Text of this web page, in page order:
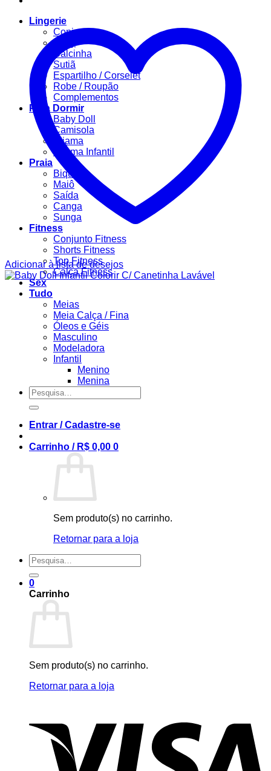
Lingerie
Conjuntos
Body
Calcinha
Sutiã
Espartilho / Corselet
Robe / Roupão
Complementos
Para Dormir
Baby Doll
Camisola
Pijama
Pijama Infantil
Praia
Biquíni
Maiô
Saída
Canga
Sunga
Fitness
Conjunto Fitness
Shorts Fitness
Top Fitness
Calça Fitness
Sex
Tudo
Meias
Meia Calça / Fina
Óleos e Géis
Masculino
Modeladora
Infantil
Menino
Menina
Pesquisar
por:
Entrar / Cadastre-se
Carrinho / R$ 0,00 0
Sem produto(s) no carrinho.
Retornar para a loja
Pesquisar
por:
0
Carrinho
Sem produto(s) no carrinho.
Retornar para a loja
Adicionar à lista de desejos